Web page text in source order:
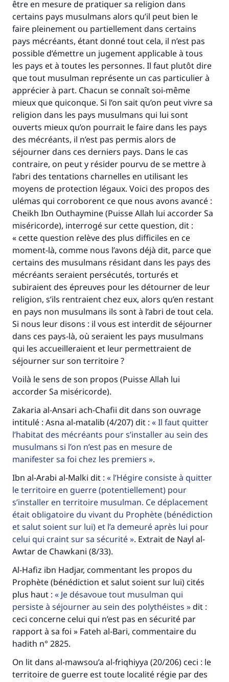
être en mesure de pratiquer sa religion dans
certains pays musulmans alors qu’il peut bien le
faire pleinement ou partiellement dans certains
pays mécréants, étant donné tout cela, il n’est pas
possible d’émettre un jugement applicable à tous
les pays et à toutes les personnes. Il faut plutôt dire
que tout musulman représente un cas particulier à
apprécier à part. Chacun se connaît soi-même
mieux que quiconque. Si l’on sait qu’on peut vivre sa
religion dans les pays musulmans qui lui sont
ouverts mieux qu’on pourrait le faire dans les pays
des mécréants, il n’est pas permis alors de
séjourner dans ces derniers pays. Dans le cas
contraire, on peut y résider pourvu de se mettre à
l’abri des tentations charnelles en utilisant les
moyens de protection légaux. Voici des propos des
ulémas qui corroborent ce que nous avons avancé :
Cheikh Ibn Outhaymine (Puisse Allah lui accorder Sa
miséricorde), interrogé sur cette question, dit :
« cette question relève des plus difficiles en ce
moment-là, comme nous l’avons déjà dit, parce que
certains des musulmans résidant dans les pays des
mécréants seraient persécutés, torturés et
subiraient des épreuves pour les détourner de leur
religion, s’ils rentraient chez eux, alors qu’en restant
en pays non musulmans ils sont à l’abri de tout cela.
Si nous leur disons : il vous est interdit de séjourner
dans ces pays-là, où seraient les pays musulmans
qui les accueilleraient et leur permettraient de
séjourner sur son territoire ?
Voilà le sens de son propos (Puisse Allah lui
accorder Sa miséricorde).
Zakaria al-Ansari ach-Chafii dit dans son ouvrage
intitulé : Asna al-matalib (4/207) dit :
Il faut quitter
l’habitat des mécréants pour s’installer au sein des
musulmans si l’on n’est pas en mesure de
manifester sa foi chez les premiers
.
Ibn al-Arabi al-Malki dit :
l’Hégire consiste à quitter
le territoire en guerre (potentiellement) pour
s’installer en territoire musulman. Ce déplacement
était obligatoire du vivant du Prophète (bénédiction
et salut soient sur lui) et l’a demeuré après lui pour
celui qui craint sur sa sécurité . Extrait de Nayl al-
Awtar de Chawkani (8/33).
Al-Hafiz ibn Hadjar, commentant les propos du
Prophète (bénédiction et salut soient sur lui) cités
plus haut :
Je désavoue tout musulman qui
persiste à séjourner au sein des polythéistes
dit :
ceci concerne celui qui n’est pas en sécurité par
rapport à sa foi » Fateh al-Bari, commentaire du
hadith n° 2825.
On lit dans al-mawsou’a al-friqhiyya (20/206) ceci : le
territoire de guerre est toute localité régie par des
Faites une différence dans la vie de
millions de personnes grâce à votre
contribution
Aidez nous à apporter des réponses.
Le Messager d'Allah (Paix sur lui) a dit:
"Celui qui indique une bonne action obtient la
même récompense que celui qui le fait."
(MOUSLIM 1893)
Soutenez IslamQA